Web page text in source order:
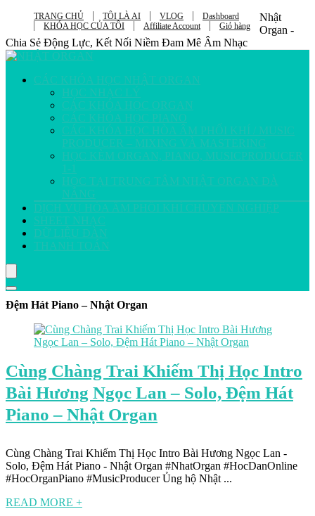
TRANG CHỦ TÔI LÀ AI VLOG
Dashboard
KHÓA HỌC CỦA TÔI
Affiliate Account Giỏ hàng
Nhật
Organ -
Chia Sẻ Động Lực, Kết Nối Niềm Đam Mê Âm Nhạc
CÁC KHÓA HỌC NHẬT ORGAN
HỌC NHẠC LÝ
CÁC KHÓA HỌC ORGAN
CÁC KHÓA HỌC PIANO
CÁC KHÓA HỌC HÒA ÂM PHỐI KHÍ / MUSIC
PRODUCER – MIXING VÀ MASTERING
HỌC KÈM ORGAN, PIANO, MUSICPRODUCER
1-1
HỌC TẠI TRUNG TÂM NHẬT ORGAN ĐÀ
NẴNG
DỊCH VỤ HÒA ÂM PHỐI KHÍ CHUYÊN NGHIỆP
SHEET NHẠC
DỮ LIỆU ĐÀN
THANH TOÁN
Đệm Hát Piano – Nhật Organ
Cùng Chàng Trai Khiếm Thị Học Intro
Bài Hương Ngọc Lan – Solo, Đệm Hát
Piano – Nhật Organ
Cùng Chàng Trai Khiếm Thị Học Intro Bài Hương Ngọc Lan -
Solo, Đệm Hát Piano - Nhật Organ #NhatOrgan #HocDanOnline
#HocOrganPiano #MusicProducer Ủng hộ Nhật ...
READ MORE +